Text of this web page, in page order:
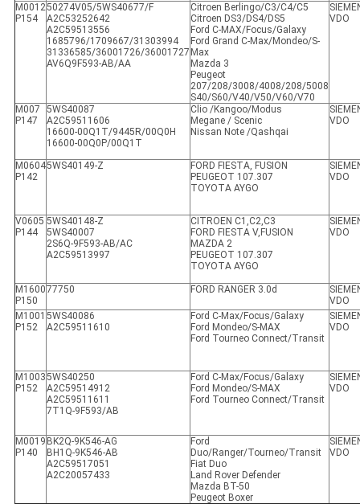
M0012
P154
50274V05/5WS40677/F
A2C53252642
A2C59513556
1685796/1709667/31303994
31336585/36001726/36001727
AV6Q9F593-AB/AA
Citroen Berlingo/C3/C4/C5
Citroen DS3/DS4/DS5
Ford C-MAX/Focus/Galaxy
Ford Grand C-Max/Mondeo/S-
Max
Mazda 3
Peugeot
207/208/3008/4008/208/5008
S40/S60/V40/V50/V60/V70
VDO
M007
P147
5WS40087
A2C59511606
16600-00Q1T/9445R/00Q0H
16600-00Q0P/00Q1T
Clio /Kangoo/Modus
Megane / Scenic
Nissan Note /Qashqai
VDO
M0604
P142
5WS40149-Z
FORD FIESTA, FUSION
PEUGEOT 107.307
TOYOTA AYGO
VDO
V0605
P144
5WS40148-Z
5WS40007
2S6Q-9F593-AB/AC
A2C59513997
CITROEN C1,C2,C3
FORD FIESTA V,FUSION
MAZDA 2
PEUGEOT 107.307
TOYOTA AYGO
VDO
M1600
P150
77750 FORD RANGER 3.0d
VDO
M1001
P152
5WS40086
A2C59511610
Ford C-Max/Focus/Galaxy
Ford Mondeo/S-MAX
Ford Tourneo Connect/Transit
VDO
M1003
P152
5WS40250
A2C59514912
A2C59511611
7T1Q-9F593/AB
Ford C-Max/Focus/Galaxy
Ford Mondeo/S-MAX
Ford Tourneo Connect/Transit
VDO
M0019
P140
BK2Q-9K546-AG
BH1Q-9K546-AB
A2C59517051
A2C20057433
Ford
Duo/Ranger/Tourneo/Transit
Fiat Duo
Land Rover Defender
Mazda BT-50
Peugeot Boxer
VDO